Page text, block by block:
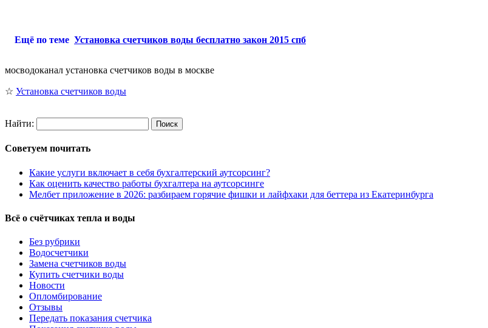
Ещё по теме Установка счетчиков воды бесплатно закон 2015 спб
мосводоканал установка счетчиков воды в москве
☆ Установка счетчиков воды
Найти:
Советуем почитать
Какие услуги включает в себя бухгалтерский аутсорсинг?
Как оценить качество работы бухгалтера на аутсорсинге
Мелбет приложение в 2026: разбираем горячие фишки и лайфхаки для беттера из Екатеринбурга
Всё о счётчиках тепла и воды
Без рубрики
Водосчетчики
Замена счетчиков воды
Купить счетчики воды
Новости
Опломбирование
Отзывы
Передать показания счетчика